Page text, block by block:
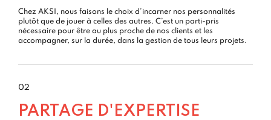
Chez AKSI, nous faisons le choix d’incarner nos personnalités
plutôt que de jouer à celles des autres. C’est un parti-pris
nécessaire pour être au plus proche de nos clients et les
accompagner, sur la durée, dans la gestion de tous leurs projets.
02
PARTAGE D'EXPERTISE